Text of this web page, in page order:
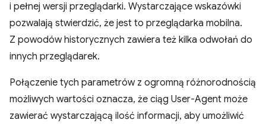
i pełnej wersji przeglądarki. Wystarczające wskazówki
pozwalają stwierdzić, że jest to przeglądarka mobilna.
Z powodów historycznych zawiera też kilka odwołań do
innych przeglądarek.
Połączenie tych parametrów z ogromną różnorodnością
możliwych wartości oznacza, że ciąg User-Agent może
zawierać wystarczającą ilość informacji, aby umożliwić